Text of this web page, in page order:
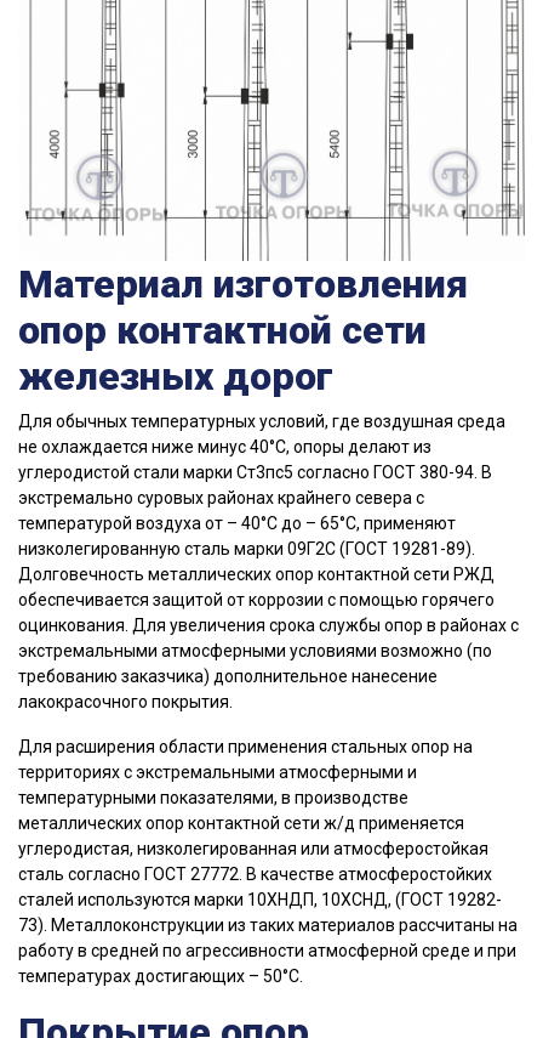
Материал изготовления
опор контактной сети
железных дорог
Для обычных температурных условий, где воздушная среда
не охлаждается ниже минус 40°С, опоры делают из
углеродистой стали марки Ст3пс5 согласно ГОСТ 380-94. В
экстремально суровых районах крайнего севера с
температурой воздуха от – 40°С до – 65°С, применяют
низколегированную сталь марки 09Г2С (ГОСТ 19281-89).
Долговечность металлических опор контактной сети РЖД
обеспечивается защитой от коррозии с помощью горячего
оцинкования. Для увеличения срока службы опор в районах с
экстремальными атмосферными условиями возможно (по
требованию заказчика) дополнительное нанесение
лакокрасочного покрытия.
Для расширения области применения стальных опор на
территориях с экстремальными атмосферными и
температурными показателями, в производстве
металлических опор контактной сети ж/д применяется
углеродистая, низколегированная или атмосферостойкая
сталь согласно ГОСТ 27772. В качестве атмосферостойких
сталей используются марки 10ХНДП, 10ХСНД, (ГОСТ 19282-
73). Металлоконструкции из таких материалов рассчитаны на
работу в средней по агрессивности атмосферной среде и при
температурах достигающих – 50°С.